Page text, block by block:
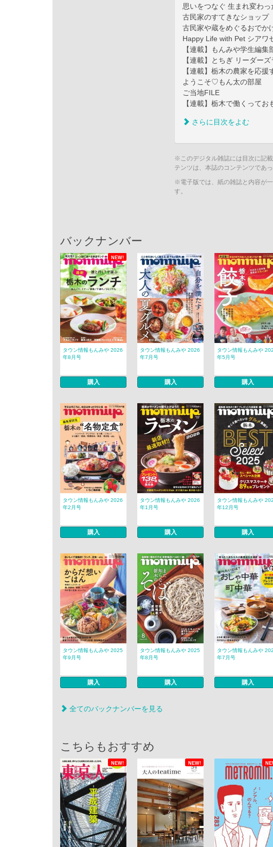
思いをつなぐ 生まれ変わっ
古民家のすてきなショップ
古民家や蔵をめぐるおでか
Happy Life with Pet シアワ
【連載】もんみや学生編
【連載】とちぎ リーダーズ
【連載】栃木の農家を応
ようこそ♡もん太の部屋
ご当地FILE
【連載】栃木で働くってお
さらに目次をよむ
※このデジタル雑誌には目次に記
テンツは、本誌のコンテンツであ
※電子版では、紙の雑誌と内容が
す。
バックナンバー
NEW!
タウン情報もんみや 2026
年8月号
購入
タウン情報もんみや 2026
年7月号
購入
タウン情報もんみや
年5月号
購入
タウン情報もんみや 2026
年2月号
購入
タウン情報もんみや 2026
年1月号
購入
タウン情報もんみや
年12月号
購入
タウン情報もんみや 2025
年9月号
購入
タウン情報もんみや 2025
年8月号
購入
タウン情報もんみや
年7月号
購入
全てのバックナンバーを見る
こちらもおすすめ
NEW! NEW!